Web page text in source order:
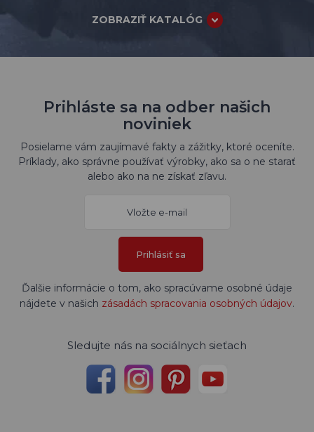
ZOBRAZIŤ KATALÓG
Prihláste sa na odber našich
noviniek
Posielame vám zaujímavé fakty a zážitky, ktoré oceníte.
Príklady, ako správne používať výrobky, ako sa o ne starať
alebo ako na ne získať zľavu.
Prihlásiť sa
Ďalšie informácie o tom, ako spracúvame osobné údaje
nájdete v našich zásadách spracovania osobných údajov.
Sledujte nás na sociálnych sieťach